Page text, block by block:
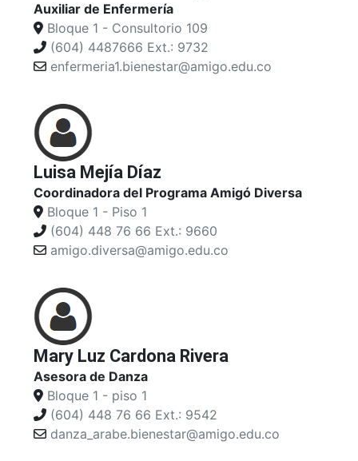
Auxiliar de Enfermería
Bloque 1 - Consultorio 109
(604) 4487666 Ext.: 9732
enfermeria1.bienestar@amigo.edu.co
Luisa Mejía Díaz
Coordinadora del Programa Amigó Diversa
Bloque 1 - Piso 1
(604) 448 76 66 Ext.: 9660
amigo.diversa@amigo.edu.co
Mary Luz Cardona Rivera
Asesora de Danza
Bloque 1 - piso 1
(604) 448 76 66 Ext.: 9542
danza_arabe.bienestar@amigo.edu.co